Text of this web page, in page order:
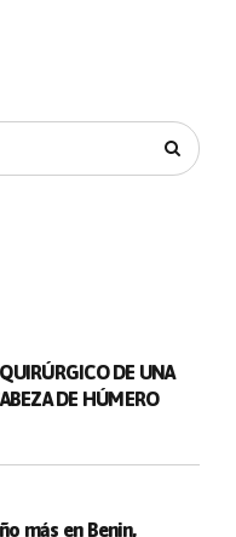
DE UNA
DE HÚMERO
más en Benin,